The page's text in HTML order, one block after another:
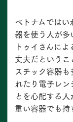
ベトナムでは
器を使う人が多
トゥイさんに
丈夫だという
スチック容器
れたり電子レ
とを心配する
重い容器でも持